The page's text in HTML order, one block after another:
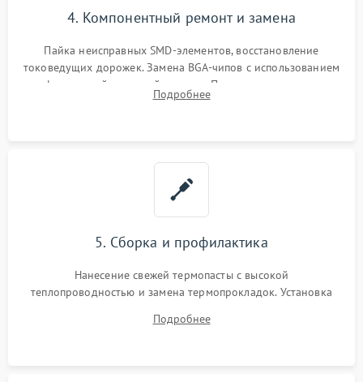
4. Компонентный ремонт и замена
Пайка неисправных SMD-элементов, восстановление
токоведущих дорожек. Замена BGA-чипов с использованием
инфракрасной паяльной станции. Прошивка микросхемы
BIOS или замена поврежденных портов USB
Подробнее
5. Сборка и профилактика
Нанесение свежей термопасты с высокой
теплопроводностью и замена термопрокладок. Установка
шлейфов, модулей памяти и накопителей. Предварительная
Подробнее